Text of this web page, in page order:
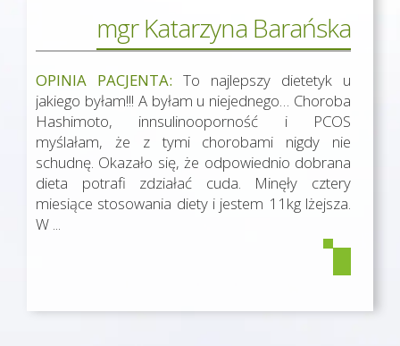
mgr Katarzyna Barańska
OPINIA PACJENTA: To najlepszy dietetyk u
jakiego byłam!!! A byłam u niejednego… Choroba
Hashimoto, innsulinooporność i PCOS
myślałam, że z tymi chorobami nigdy nie
schudnę. Okazało się, że odpowiednio dobrana
dieta potrafi zdziałać cuda. Minęły cztery
miesiące stosowania diety i jestem 11kg lżejsza.
W ...